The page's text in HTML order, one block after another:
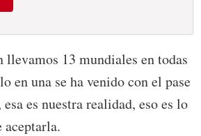
llevamos 13 mundiales en todas
en una se ha venido con el pase
es nuestra realidad, eso es lo
aceptarla.